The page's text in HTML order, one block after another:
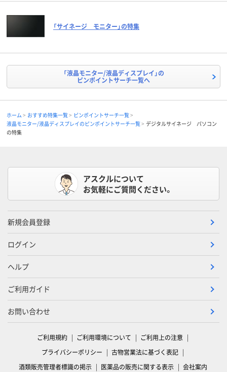
「サイネージ モニター」の特集
「液晶モニター/液晶ディスプレイ」の
ピンポイントサーチ一覧へ
ホーム おすすめ特集一覧
ピンポイントサーチ一覧
液晶モニター/液晶ディスプレイのピンポイントサーチ一覧
デジタルサイネージ パソコン
の特集
アスクルについて
お気軽にご質問ください。
新規会員登録
ログイン
ヘルプ
ご利用ガイド
お問い合わせ
ご利用規約 ご利用環境について
ご利用上の注意
プライバシーポリシー
古物営業法に基づく表記
酒類販売管理者標識の掲示
医薬品の販売に関する表示 会社案内